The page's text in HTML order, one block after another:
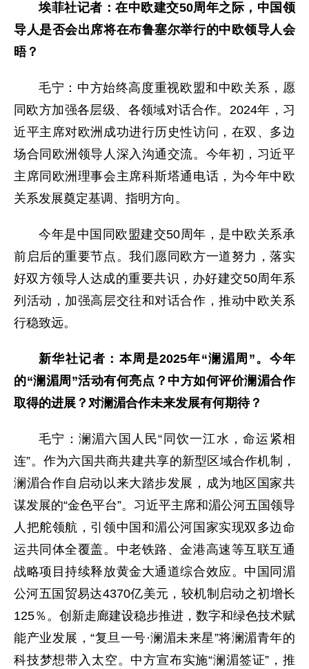
埃菲社记者：在中欧建交50周年之际，中国领
导人是否会出席将在布鲁塞尔举行的中欧领导人会
晤？
毛宁：中方始终高度重视欧盟和中欧关系，愿
同欧方加强各层级、各领域对话合作。2024年，习
近平主席对欧洲成功进行历史性访问，在双、多边
场合同欧洲领导人深入沟通交流。今年初，习近平
主席同欧洲理事会主席科斯塔通电话，为今年中欧
关系发展奠定基调、指明方向。
今年是中国同欧盟建交50周年，是中欧关系承
前启后的重要节点。我们愿同欧方一道努力，落实
好双方领导人达成的重要共识，办好建交50周年系
列活动，加强高层交往和对话合作，推动中欧关系
行稳致远。
新华社记者：本周是2025年“澜湄周”。今年
的“澜湄周”活动有何亮点？中方如何评价澜湄合作
取得的进展？对澜湄合作未来发展有何期待？
毛宁：澜湄六国人民“同饮一江水，命运紧相
连”。作为六国共商共建共享的新型区域合作机制，
澜湄合作自启动以来大踏步发展，成为地区国家共
谋发展的“金色平台”。习近平主席和湄公河五国领导
人把舵领航，引领中国和湄公河国家实现双多边命
运共同体全覆盖。中老铁路、金港高速等互联互通
战略项目持续释放黄金大通道综合效应。中国同湄
公河五国贸易达4370亿美元，较机制启动之初增长
125％。创新走廊建设稳步推进，数字和绿色技术赋
能产业发展，“复旦一号·澜湄未来星”将澜湄青年的
科技梦想带入太空。中方宣布实施“澜湄签证”，推